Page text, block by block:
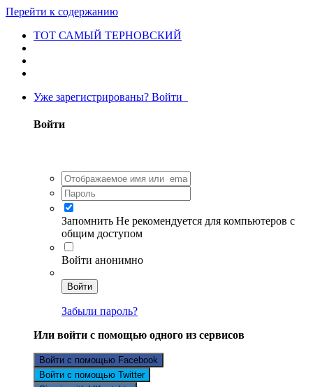
Перейти к содержанию
ТОТ САМЫЙ ТЕРНОВСКИЙ
Уже зарегистрированы? Войти
Войти
Запомнить Не рекомендуется для компьютеров с
общим доступом
Войти анонимно
Войти
Забыли пароль?
Или войти с помощью одного из сервисов
Войти с помощью Facebook
Войти с помощью Twitter